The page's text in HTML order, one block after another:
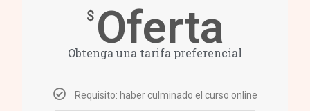
$ Oferta
Obtenga una tarifa preferencial
Requisito: haber culminado el curso online